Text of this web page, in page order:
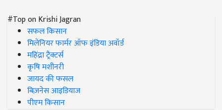
#Top on Krishi Jagran
सफल किसान
मिलेनियर फार्मर ऑफ इंडिया अवॉर्ड
महिंद्रा ट्रैक्टर्स
कृषि मशीनरी
जायद की फसल
बिज़नेस आइडियाज
पीएम किसान